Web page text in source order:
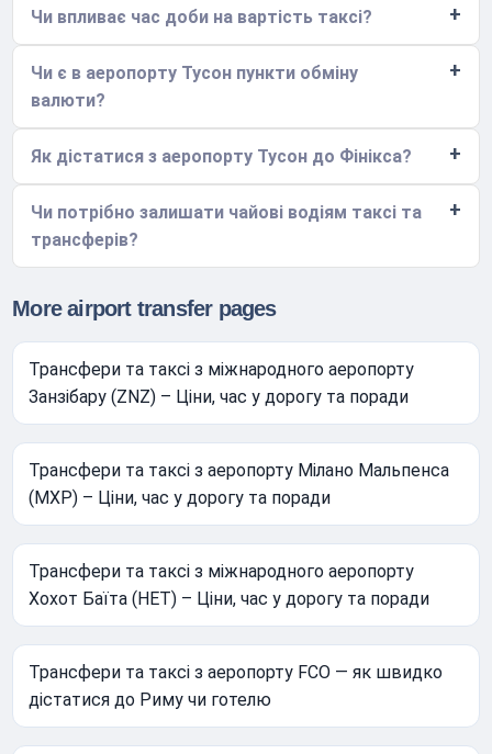
Чи впливає час доби на вартість таксі?
Чи є в аеропорту Тусон пункти обміну
валюти?
Як дістатися з аеропорту Тусон до Фінікса?
Чи потрібно залишати чайові водіям таксі та
трансферів?
More airport transfer pages
Трансфери та таксі з міжнародного аеропорту
Занзібару (ZNZ) – Ціни, час у дорогу та поради
Трансфери та таксі з аеропорту Мілано Мальпенса
(MXP) – Ціни, час у дорогу та поради
Трансфери та таксі з міжнародного аеропорту
Хохот Баїта (HET) – Ціни, час у дорогу та поради
Трансфери та таксі з аеропорту FCO — як швидко
дістатися до Риму чи готелю